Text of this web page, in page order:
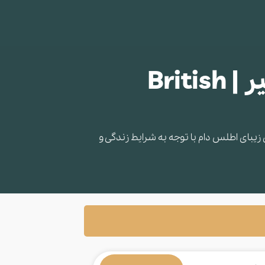
قیمت و خرید گربه بریتیش شورت هیر | British
اطلس دام با توجه به شرایط زندگی و